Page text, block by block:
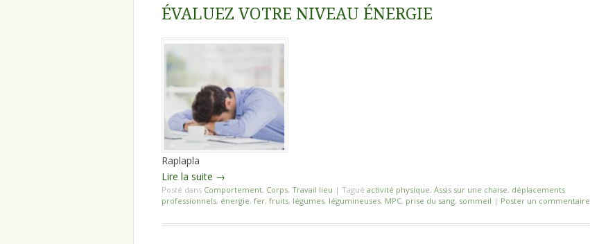
ÉVALUEZ VOTRE NIVEAU ÉNERGIE
Raplapla
Lire la suite →
Posté dans Comportement, Corps, Travail lieu | Tagué activité physique, Assis sur une chaise, déplacements
professionnels, énergie, fer, fruits, légumes, légumineuses, MPC, prise du sang, sommeil | Poster un commentaire